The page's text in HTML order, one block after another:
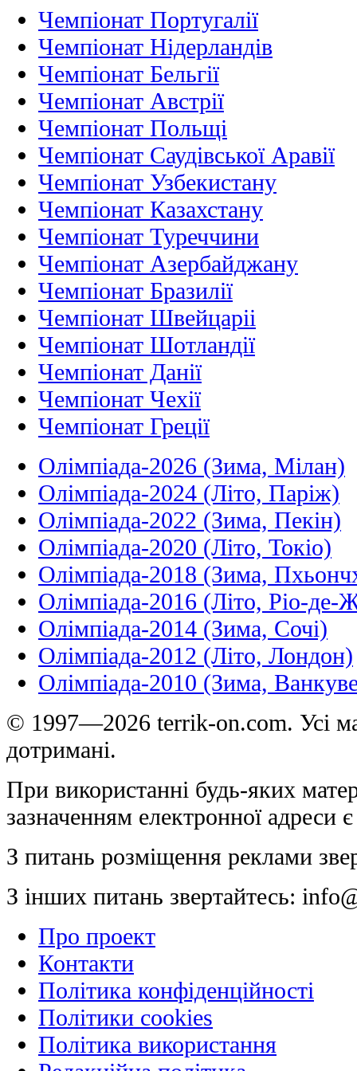
Чемпіонат Португалії
Чемпіонат Нідерландiв
Чемпіонат Бельгії
Чемпіонат Австрії
Чемпіонат Польщі
Чемпіонат Саудівської Аравії
Чемпіонат Узбекистану
Чемпіонат Казахстану
Чемпіонат Туреччини
Чемпіонат Азербайджану
Чемпіонат Бразилії
Чемпіонат Швейцаріі
Чемпіонат Шотландії
Чемпіонат Данії
Чемпіонат Чехії
Чемпіонат Греції
Олімпіада-2026 (Зима, Мілан)
Олімпіада-2024 (Літо, Паріж)
Олімпіада-2022 (Зима, Пекін)
Олімпіада-2020 (Літо, Токіо)
Олімпіада-2018 (Зима,
Олімпіада-2016 (Літо, Ріо-де-
Олімпіада-2014 (Зима, Сочі)
Олімпіада-2012 (Літо, Лондон)
Олімпіада-2010 (Зима,
© 1997—2026 terrik-on.com. Усі
дотримані.
При використанні будь-яких
зазначенням електронної адреси
З питань розміщення реклами
З інших питань звертайтесь:
Про проект
Контакти
Політика конфіденційності
Політики cookies
Політика використання